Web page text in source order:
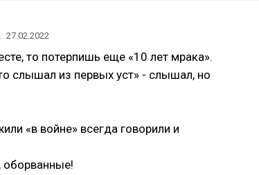
человек 27.02.2022
то потерпишь еще «10 лет мрака».
слышал из первых уст» - слышал, но
«в войне» всегда говорили и
оборванные!